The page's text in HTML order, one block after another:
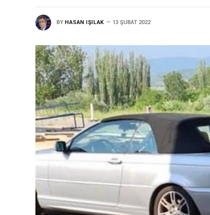
BY HASAN IŞILAK 13 ŞUBAT 2022